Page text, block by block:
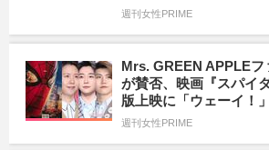
週刊女性PRIME
Mrs. GREEN APPLEフ
が賛否、映画『スパイ
版上映に「ウェーイ！
週刊女性PRIME